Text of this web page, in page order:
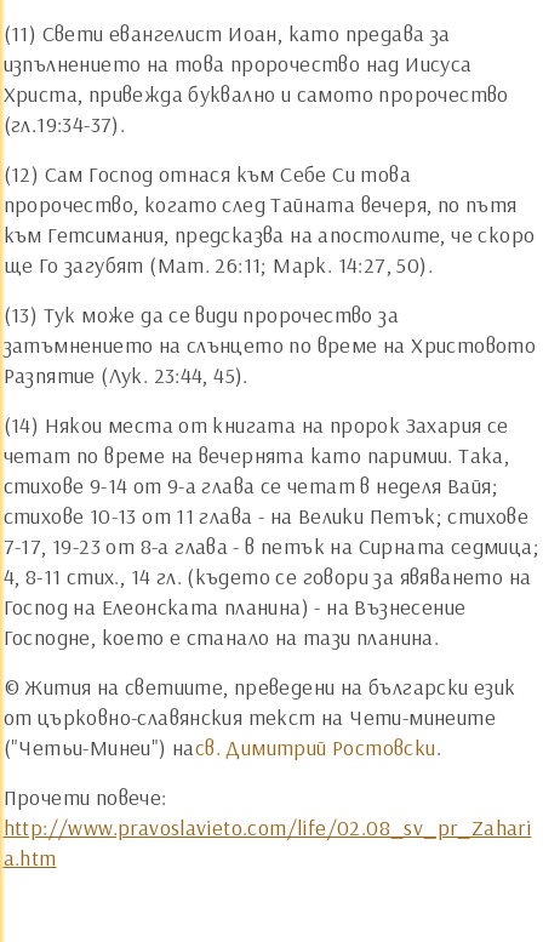
(11) Свети евангелист Иоан, като предава за
изпълнението на това пророчество над Иисуса
Христа, привежда буквално и самото пророчество
(гл.19:34-37).
(12) Сам Господ отнася към Себе Си това
пророчество, когато след Тайната вечеря, по пътя
към Гетсимания, предсказва на апостолите, че скоро
ще Го загубят (Мат. 26:11; Марк. 14:27, 50).
(13) Тук може да се види пророчество за
затъмнението на слънцето по време на Христовото
Разпятие (Лук. 23:44, 45).
(14) Някои места от книгата на пророк Захария се
четат по време на вечернята като паримии. Така,
стихове 9-14 от 9-а глава се четат в неделя Вайя;
стихове 10-13 от 11 глава - на Велики Петък; стихове
7-17, 19-23 от 8-а глава - в петък на Сирната седмица;
4, 8-11 стих., 14 гл. (където се говори за явяването на
Господ на Елеонската планина) - на Възнесение
Господне, което е станало на тази планина.
© Жития на светиите, преведени на български език
от църковно-славянския текст на Чети-минеите
("Четьи-Минеи") насв. Димитрий Ростовски.
Прочети повече:
http://www.pravoslavieto.com/life/02.08_sv_pr_Zahari
a.htm